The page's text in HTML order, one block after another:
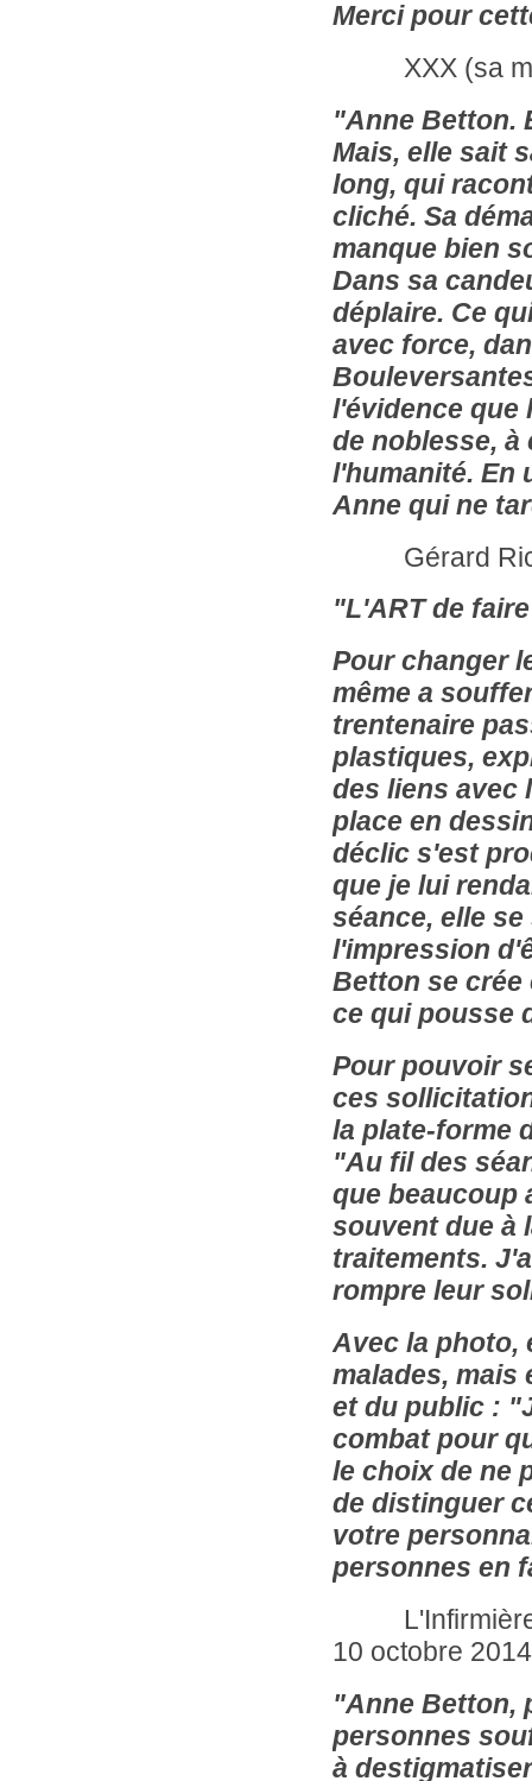
Merci pour
XXX (sa
"Anne Betton.
Mais, elle sait
long, qui
cliché. Sa
manque bien
Dans sa
déplaire. Ce
avec force,
l'évidence que
de noblesse,
l'humanité. En
Anne qui ne
Gérard
"L'ART de
Pour changer
même a
trentenaire
plastiques,
des liens avec
place en
déclic s'est
que je lui
séance, elle
l'impression
Betton se
ce qui pousse
Pour pouvoir
ces
la plate-forme
"Au fil des
que beaucoup
souvent due à
traitements.
rompre leur
Avec la photo,
malades, mais
et du public :
combat pour
le choix de ne
de distinguer
votre
personnes en
L'Infirmière
10 octobre 2014
"Anne Betton,
personnes
à